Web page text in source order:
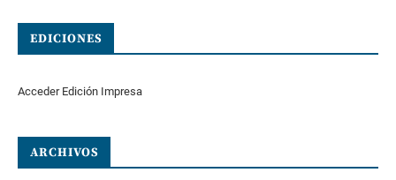
EDICIONES
Acceder Edición Impresa
ARCHIVOS